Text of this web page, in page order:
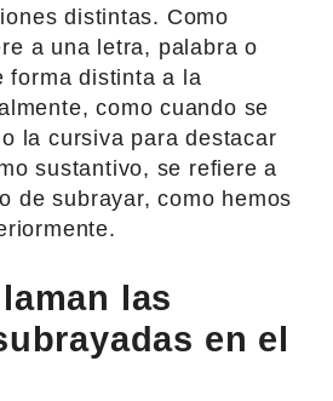
distintas. Como
a una letra, palabra o
forma distinta a la
como cuando se
la cursiva para destacar
sustantivo, se refiere a
de subrayar, como hemos
las
en el